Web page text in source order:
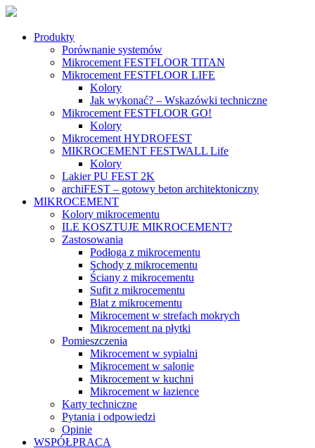
Produkty
Porównanie systemów
Mikrocement FESTFLOOR TITAN
Mikrocement FESTFLOOR LIFE
Kolory
Jak wykonać? – Wskazówki techniczne
Mikrocement FESTFLOOR GO!
Kolory
Mikrocement HYDROFEST
MIKROCEMENT FESTWALL Life
Kolory
Lakier PU FEST 2K
archiFEST – gotowy beton architektoniczny
MIKROCEMENT
Kolory mikrocementu
ILE KOSZTUJE MIKROCEMENT?
Zastosowania
Podłoga z mikrocementu
Schody z mikrocementu
Ściany z mikrocementu
Sufit z mikrocementu
Blat z mikrocementu
Mikrocement w strefach mokrych
Mikrocement na płytki
Pomieszczenia
Mikrocement w sypialni
Mikrocement w salonie
Mikrocement w kuchni
Mikrocement w łazience
Karty techniczne
Pytania i odpowiedzi
Opinie
WSPÓŁPRACA